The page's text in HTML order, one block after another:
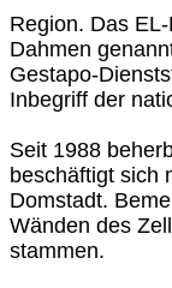
Region. Das
Dahmen
Gestapo-
Inbegriff der
Seit 1988
beschäftigt sich
Domstadt.
Wänden des
stammen.